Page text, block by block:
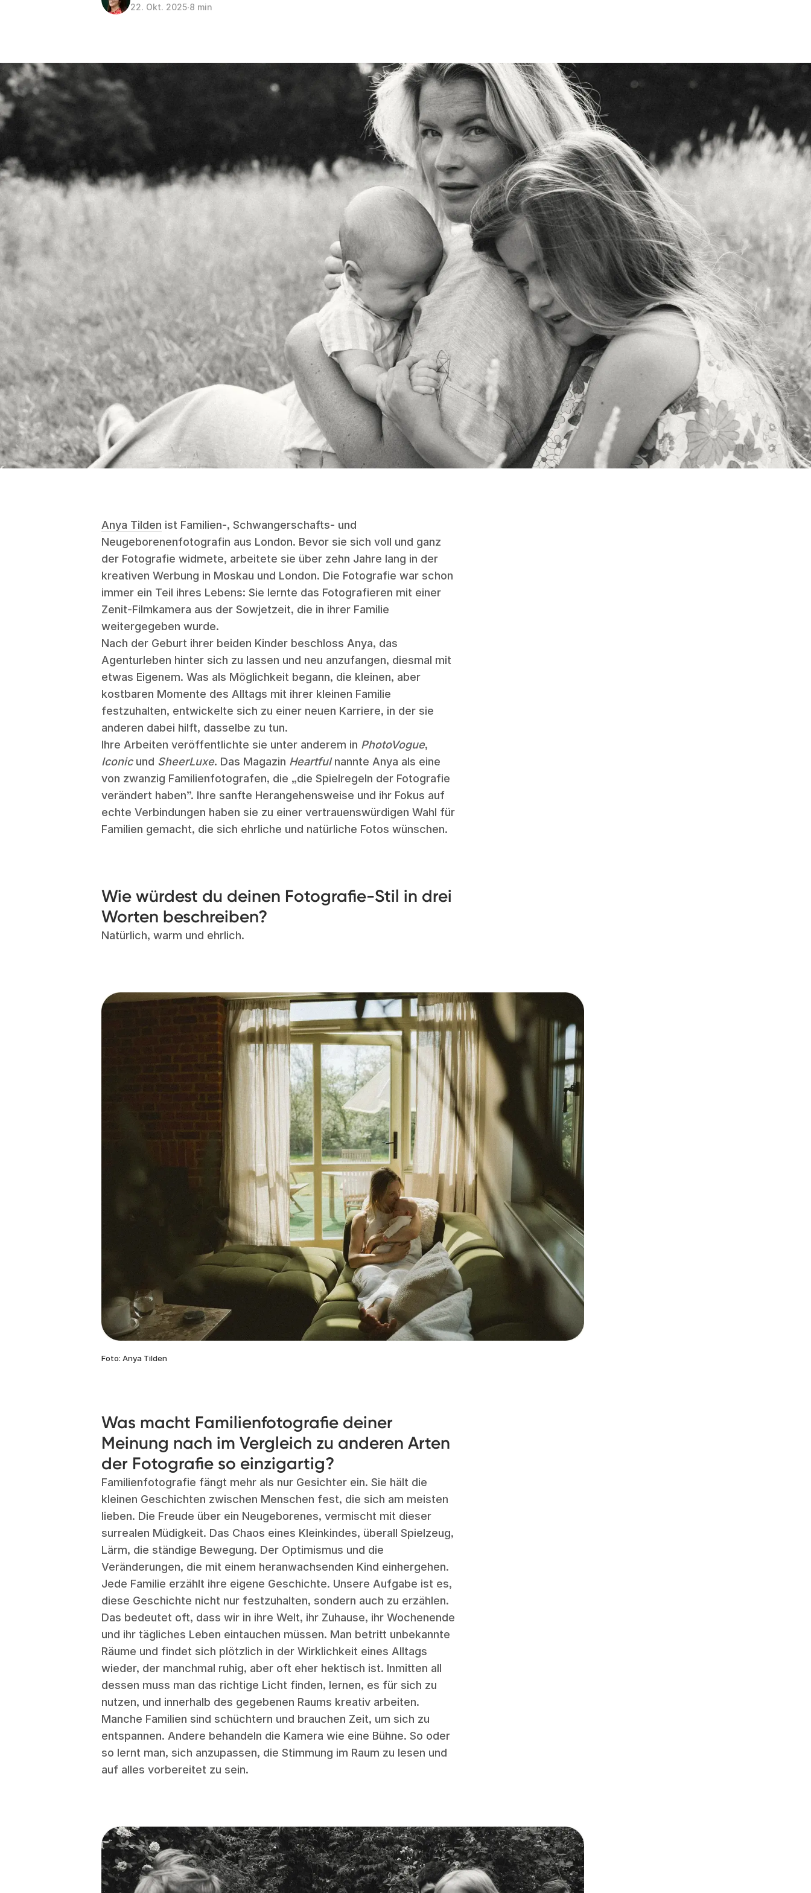
22. Okt. 2025∙8 min
Anya Tilden ist Familien-, Schwangerschafts- und
Neugeborenenfotografin aus London. Bevor sie sich voll und ganz
der Fotografie widmete, arbeitete sie über zehn Jahre lang in der
kreativen Werbung in Moskau und London. Die Fotografie war schon
immer ein Teil ihres Lebens: Sie lernte das Fotografieren mit einer
Zenit-Filmkamera aus der Sowjetzeit, die in ihrer Familie
weitergegeben wurde.
Nach der Geburt ihrer beiden Kinder beschloss Anya, das
Agenturleben hinter sich zu lassen und neu anzufangen, diesmal mit
etwas Eigenem. Was als Möglichkeit begann, die kleinen, aber
kostbaren Momente des Alltags mit ihrer kleinen Familie
festzuhalten, entwickelte sich zu einer neuen Karriere, in der sie
anderen dabei hilft, dasselbe zu tun.
Ihre Arbeiten veröffentlichte sie unter anderem in PhotoVogue,
Iconicund SheerLuxe. Das Magazin Heartfulnannte Anya als eine
von zwanzig Familienfotografen, die „die Spielregeln der Fotografie
verändert haben”. Ihre sanfte Herangehensweise und ihr Fokus auf
echte Verbindungen haben sie zu einer vertrauenswürdigen Wahl für
Familien gemacht, die sich ehrliche und natürliche Fotos wünschen.
Wie würdest du deinen Fotografie-Stil in drei
Worten beschreiben?
Natürlich, warm und ehrlich.
Foto: Anya Tilden
Was macht Familienfotografie deiner
Meinung nach im Vergleich zu anderen Arten
der Fotografie so einzigartig?
Familienfotografie fängt mehr als nur Gesichter ein. Sie hält die
kleinen Geschichten zwischen Menschen fest, die sich am meisten
lieben. Die Freude über ein Neugeborenes, vermischt mit dieser
surrealen Müdigkeit. Das Chaos eines Kleinkindes, überall Spielzeug,
Lärm, die ständige Bewegung. Der Optimismus und die
Veränderungen, die mit einem heranwachsenden Kind einhergehen.
Jede Familie erzählt ihre eigene Geschichte. Unsere Aufgabe ist es,
diese Geschichte nicht nur festzuhalten, sondern auch zu erzählen.
Das bedeutet oft, dass wir in ihre Welt, ihr Zuhause, ihr Wochenende
und ihr tägliches Leben eintauchen müssen. Man betritt unbekannte
Räume und findet sich plötzlich in der Wirklichkeit eines Alltags
wieder, der manchmal ruhig, aber oft eher hektisch ist. Inmitten all
dessen muss man das richtige Licht finden, lernen, es für sich zu
nutzen, und innerhalb des gegebenen Raums kreativ arbeiten.
Manche Familien sind schüchtern und brauchen Zeit, um sich zu
entspannen. Andere behandeln die Kamera wie eine Bühne. So oder
so lernt man, sich anzupassen, die Stimmung im Raum zu lesen und
auf alles vorbereitet zu sein.